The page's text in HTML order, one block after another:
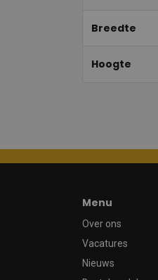
Breedte
Hoogte
Menu
Over ons
Vacatures
Nieuws